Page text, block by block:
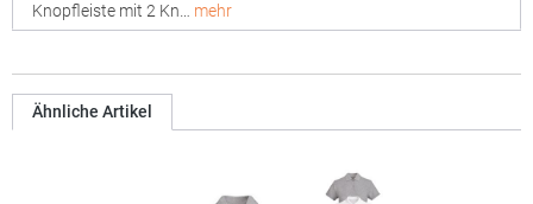
Knopfleiste mit 2 Kn… mehr
Ähnliche Artikel